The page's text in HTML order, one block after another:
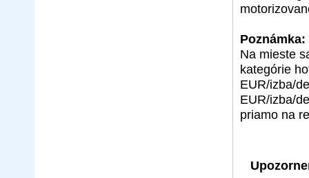
Poznámka:
Na mieste
kategórie
EUR/izba/
EUR/izba/
priamo na